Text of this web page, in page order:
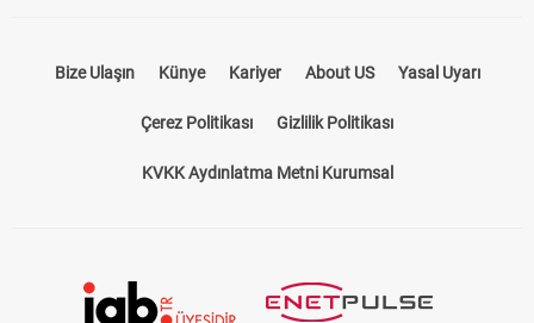
Bize Ulaşın Künye Kariyer About US Yasal Uyarı
Çerez Politikası Gizlilik Politikası
KVKK Aydınlatma Metni Kurumsal